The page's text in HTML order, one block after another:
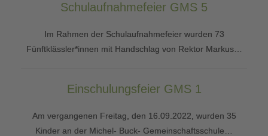
Schulaufnahmefeier GMS 5
Im Rahmen der Schulaufnahmefeier wurden 73
Fünftklässler*innen mit Handschlag von Rektor Markus…
Einschulungsfeier GMS 1
Am vergangenen Freitag, den 16.09.2022, wurden 35
Kinder an der Michel- Buck- Gemeinschaftsschule…